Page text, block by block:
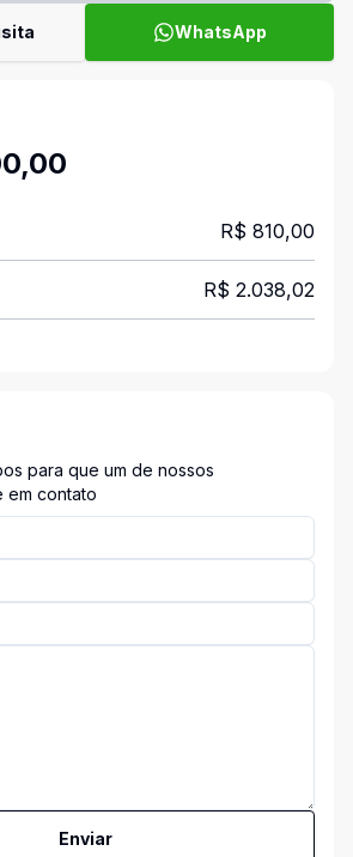
WhatsApp
R$ 810,00
R$ 2.038,02
para que um de nossos
em contato
Enviar